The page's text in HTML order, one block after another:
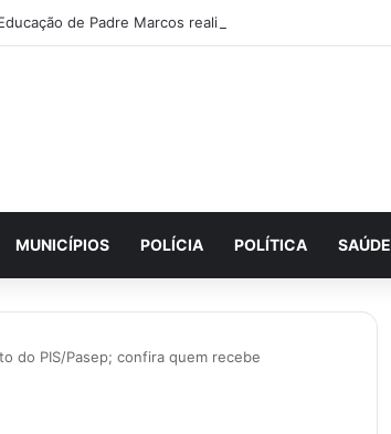
MUNICÍPIOS POLÍCIA POLÍTICA SAÚDE
do PIS/Pasep; confira quem recebe